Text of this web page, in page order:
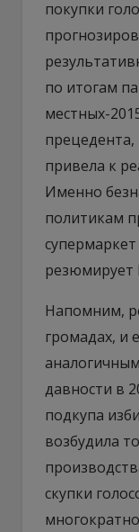
покупки
по итогам
местных-
прецедента,
привела к
Именно
политикам
резюмирует
Напомним,
громадах, и
давности в
подкупа
возбудила
скупки